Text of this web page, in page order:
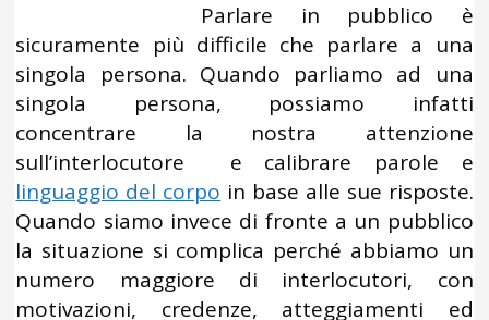
Parlare in pubblico è
sicuramente più difficile che parlare a una
singola persona. Quando parliamo ad una
singola persona, possiamo infatti
concentrare la nostra attenzione
sull’interlocutore e calibrare parole e
linguaggio del corpo in base alle sue risposte.
Quando siamo invece di fronte a un pubblico
la situazione si complica perché abbiamo un
numero maggiore di interlocutori, con
motivazioni, credenze, atteggiamenti ed